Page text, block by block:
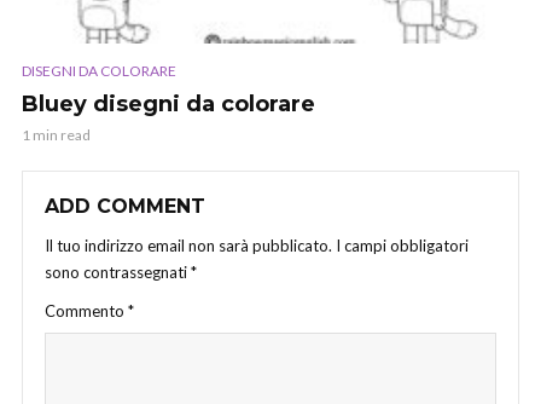
DISEGNI DA COLORARE
Bluey disegni da colorare
1 min read
ADD COMMENT
Il tuo indirizzo email non sarà pubblicato. I campi obbligatori
sono contrassegnati*
Commento *